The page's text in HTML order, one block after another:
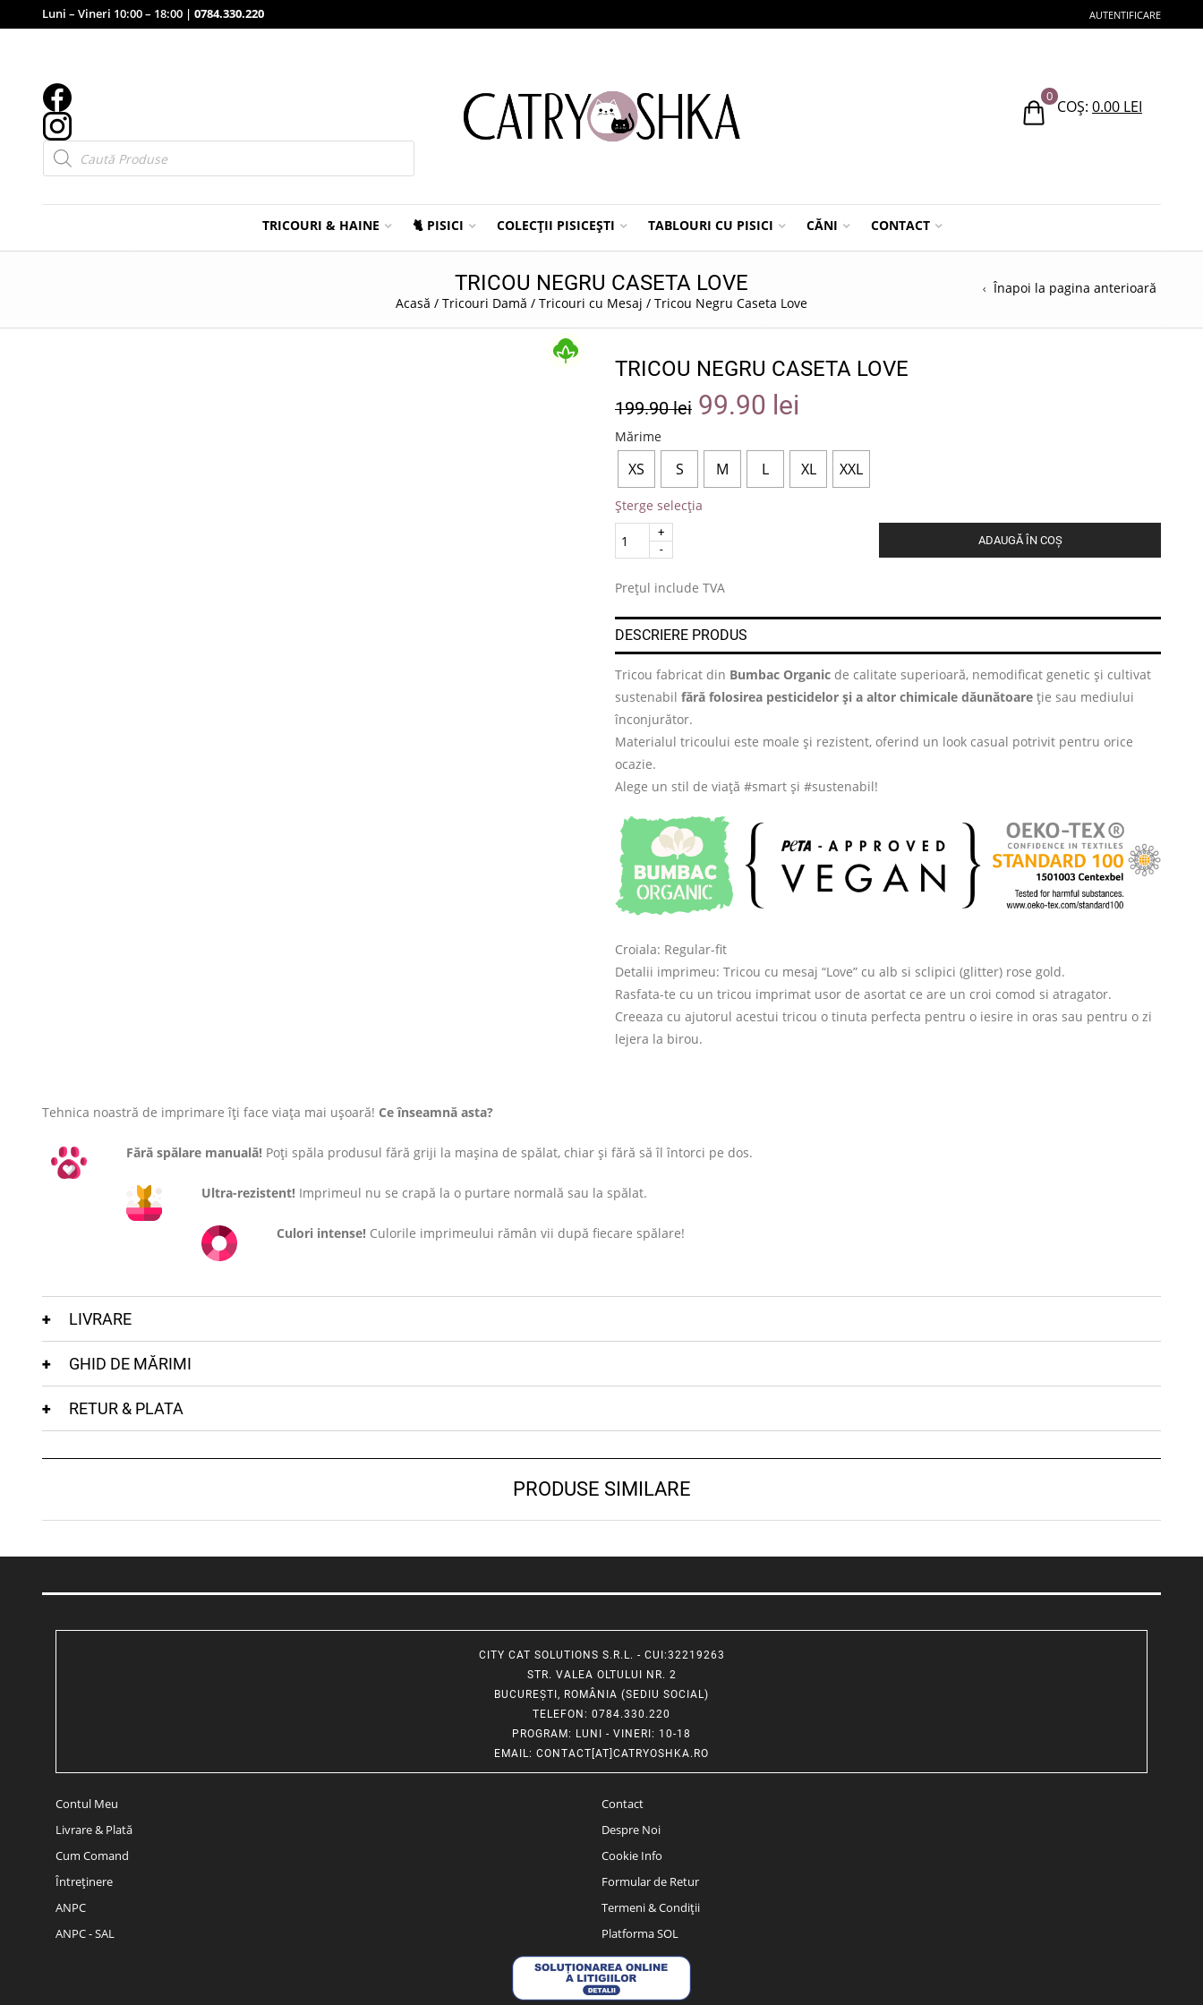
Luni – Vineri 10:00 – 18:00 | 0784.330.220 AUTENTIFICARE
Products
search
0
COȘ: 0.00 LEI
TRICOURI & HAINE 🐈 PISICI COLECȚII PISICEȘTI TABLOURI CU PISICI CĂNI CONTACT
TRICOU NEGRU CASETA LOVE
Acasă / Tricouri Damă / Tricouri cu Mesaj / Tricou Negru Caseta Love
Înapoi la pagina anterioară
TRICOU NEGRU CASETA LOVE
199.90lei 99.90 lei
Mărime
XS S M L XL XXL
Șterge selecția
Quantity
ADAUGĂ ÎN COȘ
Prețul include TVA
DESCRIERE PRODUS
Tricou fabricat din Bumbac Organic de calitate superioară, nemodificat genetic și cultivat
sustenabil fără folosirea pesticidelor și a altor chimicale dăunătoare ție sau mediului
înconjurător.
Materialul tricoului este moale și rezistent, oferind un look casual potrivit pentru orice
ocazie.
Alege un stil de viață #smart și #sustenabil!
Croiala: Regular-fit
Detalii imprimeu: Tricou cu mesaj “Love” cu alb si sclipici (glitter) rose gold.
Rasfata-te cu un tricou imprimat usor de asortat ce are un croi comod si atragator.
Creeaza cu ajutorul acestui tricou o tinuta perfecta pentru o iesire in oras sau pentru o zi
lejera la birou.
Tehnica noastră de imprimare îți face viața mai ușoară! Ce înseamnă asta?
Fără spălare manuală! Poți spăla produsul fără griji la mașina de spălat, chiar și fără să îl întorci pe dos.
Ultra-rezistent! Imprimeul nu se crapă la o purtare normală sau la spălat.
Culori intense! Culorile imprimeului rămân vii după fiecare spălare!
LIVRARE
GHID DE MĂRIMI
RETUR & PLATA
PRODUSE SIMILARE
CITY CAT SOLUTIONS S.R.L. - CUI:32219263
STR. VALEA OLTULUI NR. 2
BUCUREȘTI, ROMÂNIA (SEDIU SOCIAL)
TELEFON: 0784.330.220
PROGRAM: LUNI - VINERI: 10-18
EMAIL: CONTACT[AT]CATRYOSHKA.RO
Contul Meu
Livrare & Plată
Cum Comand
Întreținere
ANPC
ANPC - SAL
Contact
Despre Noi
Cookie Info
Formular de Retur
Termeni & Condiții
Platforma SOL